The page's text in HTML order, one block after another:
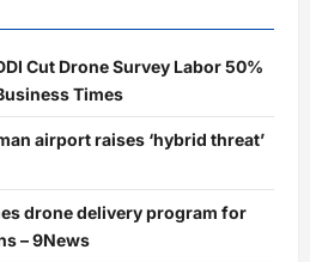
Cut Drone Survey Labor 50%
Times
airport raises ‘hybrid threat’
drone delivery program for
– 9News